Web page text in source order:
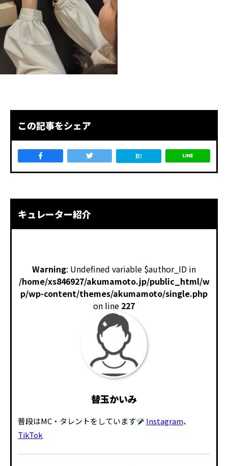
この記事をシェア
キュレーター紹介
Warning: Undefined variable $author_ID in
/home/xs846927/akumamoto.jp/public_html/w
p/wp-content/themes/akumamoto/single.php
on line 227
替玉かいみ
普段はMC・タレントをしています Instagram、
TikTok